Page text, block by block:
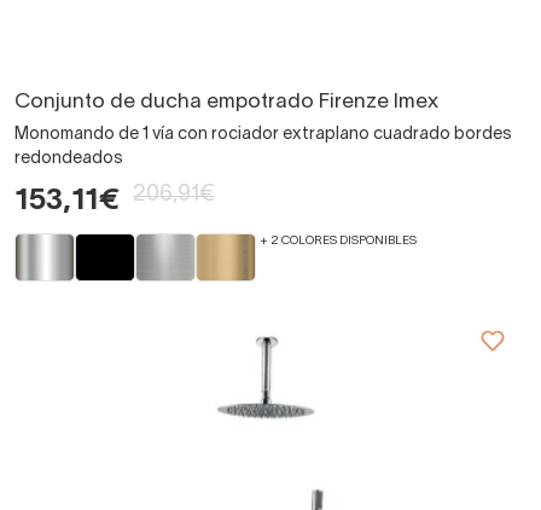
Conjunto de ducha empotrado Firenze Imex
Monomando de 1 vía con rociador extraplano cuadrado bordes
redondeados
153,11€ 206,91€
+ 2 COLORES DISPONIBLES